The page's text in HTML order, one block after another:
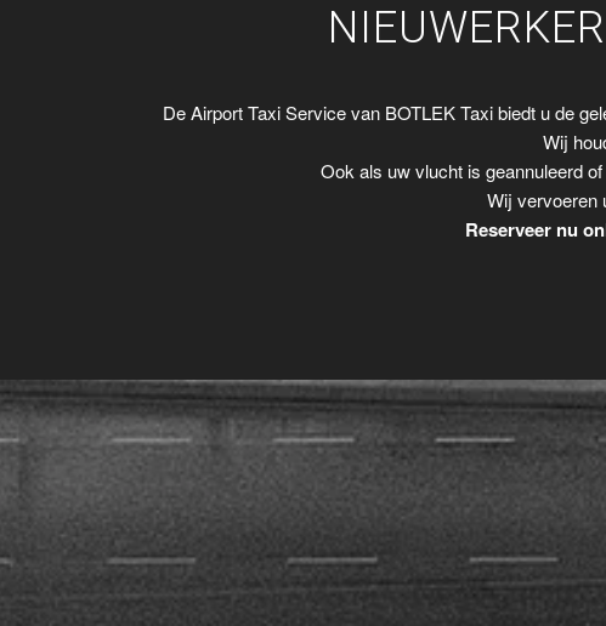
De Airport Taxi Service van BOTLEK Taxi biedt u de
Wij
Ook als uw vlucht is geannuleerd
Wij vervoeren
Reserveer nu